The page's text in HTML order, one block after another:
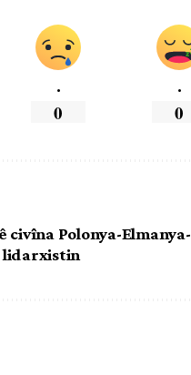
.
0
.
0
civîna Polonya-Elmanya-
lidarxistin